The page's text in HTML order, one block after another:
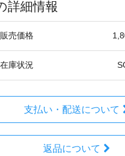
詳細情報
販売価格
在庫状況
支払い・配送について
返品について